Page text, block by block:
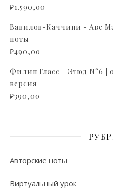
₽1.590,00
Вавилов-Каччини - Аве
ноты
₽490,00
Филип Гласс - Этюд N°6 |
версия
₽390,00
Авторские ноты
Виртуальный урок